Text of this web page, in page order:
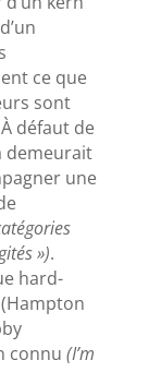
ce que
sont
défaut de
demeurait
une
»).
hard-
(Hampton
connu (I’m